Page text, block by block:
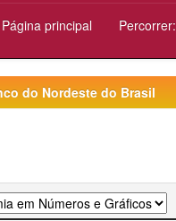
principal Percorrer:
do Nordeste do Brasil